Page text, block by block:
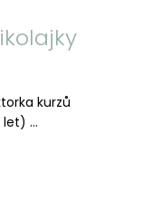
kurzů
...